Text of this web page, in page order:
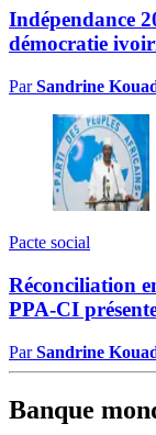
Indépendance
démocratie
ParSandrine
Pacte social
Réconciliation
PPA-CI
ParSandrine
Banque